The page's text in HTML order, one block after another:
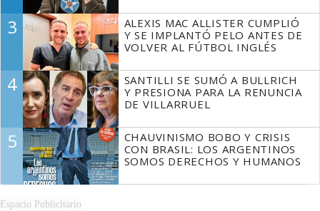
3
ALEXIS MAC ALLISTER CUMPLIÓ
Y SE IMPLANTÓ PELO ANTES DE
VOLVER AL FÚTBOL INGLÉS
4
SANTILLI SE SUMÓ A BULLRICH
Y PRESIONA PARA LA RENUNCIA
DE VILLARRUEL
5
CHAUVINISMO BOBO Y CRISIS
CON BRASIL: LOS ARGENTINOS
SOMOS DERECHOS Y HUMANOS
Espacio Publicitario